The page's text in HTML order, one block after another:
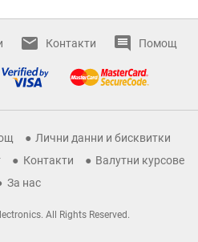
Контакти Помощ
Лични данни и бисквитки
Контакти
Валутни курсове
За нас
All Rights Reserved.